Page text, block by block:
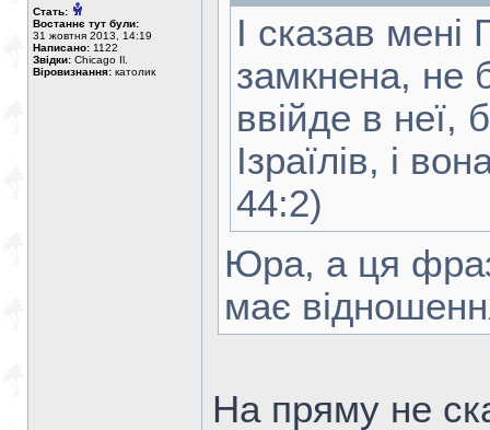
Стать:
Востаннє тут були:
31 жовтня 2013, 14:19
Написано: 1122
Звідки: Chicago Il.
Віровизнання: католик
І сказав
замкнена, не
ввійде в неї,
Ізраїлів, і
44:2)
Юра, а ця
має
На пряму не